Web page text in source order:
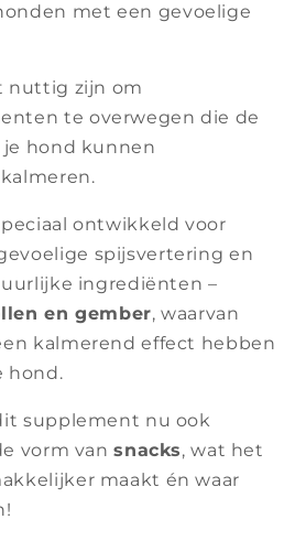
met een gevoelige
nuttig zijn om
te overwegen die de
hond kunnen
ontwikkeld voor
spijsvertering en
ingrediënten –
en gember, waarvan
kalmerend effect hebben
hond.
supplement nu ook
vorm van snacks, wat het
maakt én waar